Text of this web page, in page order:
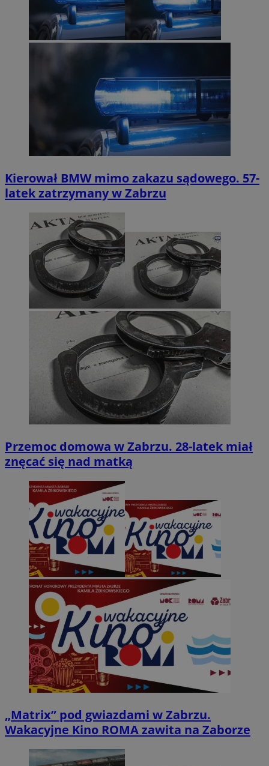
Kierował BMW mimo zakazu sądowego. 57-
latek zatrzymany w Zabrzu
Przemoc domowa w Zabrzu. 28-latek miał
znęcać się nad matką
„Matrix” pod gwiazdami w Zabrzu.
Wakacyjne Kino ROMA zawita na Zaborze